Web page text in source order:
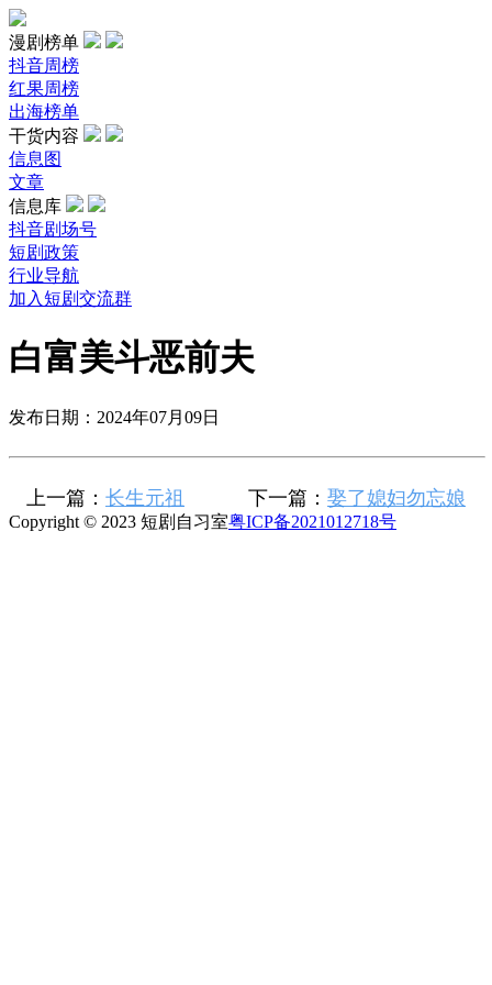
漫剧榜单
抖音周榜
红果周榜
出海榜单
干货内容
信息图
文章
信息库
抖音剧场号
短剧政策
行业导航
加入短剧交流群
白富美斗恶前夫
发布日期：2024年07月09日
上一篇： 长生元祖 下一篇： 娶了媳妇勿忘娘
Copyright © 2023 短剧自习室粤ICP备2021012718号